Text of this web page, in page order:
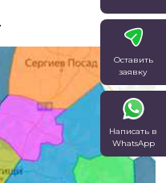
Оставить
заявку
Написать в
WhatsApp